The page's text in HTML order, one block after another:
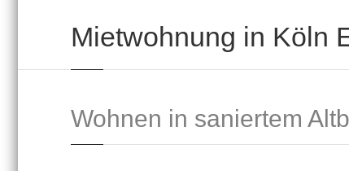
Mietwohnung in Köln
Wohnen in saniertem